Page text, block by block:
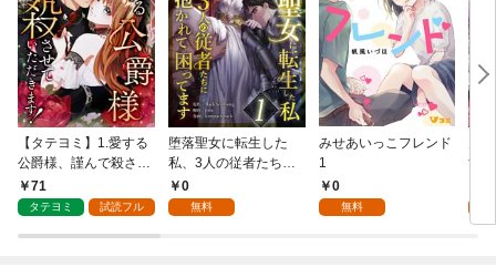
【タテヨミ】1.愛する
公爵様、謹んで殺させ
ていただきます！
71
タテヨミ 試読フル
堕落聖女に転生した
私、3人の従者たちに
抱かれて困ってます 第
1話
0
無料
みせあいっこフレンド
1
0
無料
す
ま